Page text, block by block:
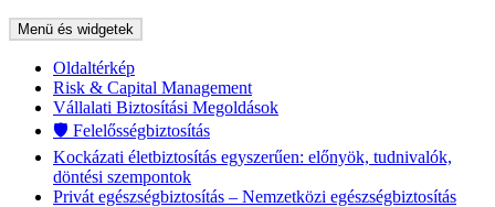
Menü és widgetek
Oldaltérkép
Risk & Capital Management
Vállalati Biztosítási Megoldások
🛡️ Felelősségbiztosítás
Kockázati életbiztosítás egyszerűen: előnyök, tudnivalók,
döntési szempontok
Privát egészségbiztosítás – Nemzetközi egészségbiztosítás